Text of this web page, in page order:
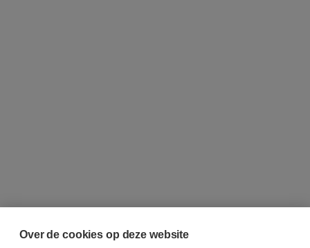
Over de cookies op deze website